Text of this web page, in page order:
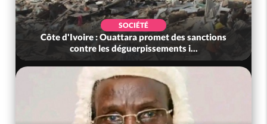
SOCIÉTÉ
Côte d'Ivoire : Ouattara promet des sanctions
contre les déguerpissements i...